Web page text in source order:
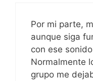
Por mi parte,
aunque siga
con ese
Normalmente
grupo me